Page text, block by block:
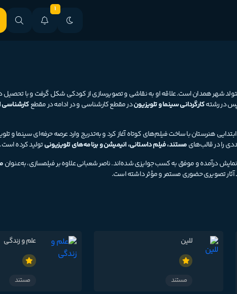
1
شهر همدان است. علاقه او به نقاشی و تصویرسازی از کودکی شکل گرفت و با تحصیل
در رشتهکارگردانی سینما و تلویزیوندر مقطع کارشناسی و در ادامه در مقطعکارشناسی
هنرستان با ساخت فیلم‌های کوتاه آغاز کرد و به‌تدریج وارد عرصه حرفه‌ای سینما و
را در قالب‌هایمستند، فیلم داستانی، انیمیشن و برنامه‌های تلویزیونیتولید کرده است.
درآمده و موفق به کسب جوایزی شده‌اند. ناصر شعبانی علاوه بر فیلمسازی، به‌عنوان
آثار تصویری حضوری مستمر و مؤثر داشته است.
للین
مستند
علم و زندگی
مستند